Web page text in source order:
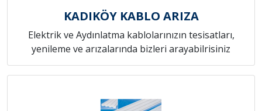
KADIKÖY KABLO ARIZA
Elektrik ve Aydınlatma kablolarınızın tesisatları,
yenileme ve arızalarında bizleri arayabilrisiniz